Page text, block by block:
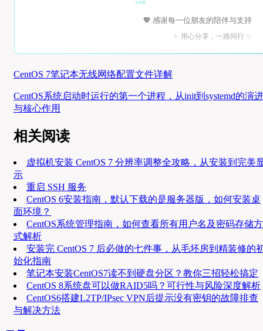
💖 感谢每一位朋友的陪伴与支持
✨ 用心分享，一路同行 ✨
CentOS 7笔记本无线网络配置文件详解
CentOS系统启动时运行的第一个进程，从init到systemd的演进
与核心作用
相关阅读
虚拟机安装 CentOS 7 分辨率调整全攻略，从安装到完美
示
重启 SSH 服务
CentOS 6安装指南，默认下载的是服务器版，如何安装桌
面环境？
CentOS系统管理指南，如何查看所有用户名及密码存储方
式解析
安装完 CentOS 7 后必做的七件事，从毛坯房到精装修的
始化指南
笔记本安装CentOS7读不到硬盘分区？教你三招轻松搞定
CentOS 8系统盘可以做RAID5吗？可行性与风险深度解析
CentOS6搭建L2TP/IPsec VPN后提示没有密钥的故障排查
与解决方法